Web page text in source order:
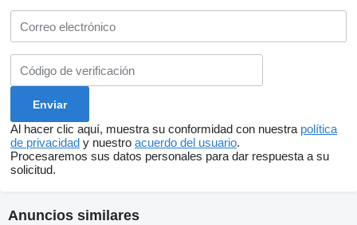
Al hacer clic aquí, muestra su conformidad con nuestra política
de privacidad y nuestro acuerdo del usuario.
Procesaremos sus datos personales para dar respuesta a su
solicitud.
Anuncios similares